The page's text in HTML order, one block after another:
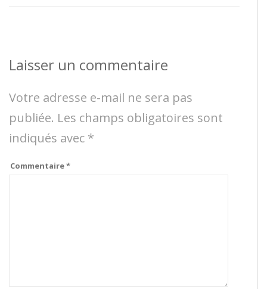
Laisser un commentaire
Votre adresse e-mail ne sera pas
publiée. Les champs obligatoires sont
indiqués avec *
Commentaire*